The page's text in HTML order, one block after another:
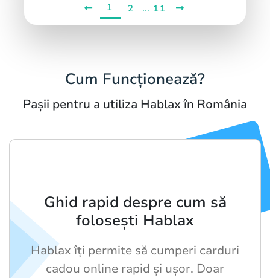
1 2 ... 11
Cum Funcționează?
Pașii pentru a utiliza Hablax în România
Ghid rapid despre cum să
folosești Hablax
Hablax îți permite să cumperi carduri
cadou online rapid și ușor. Doar